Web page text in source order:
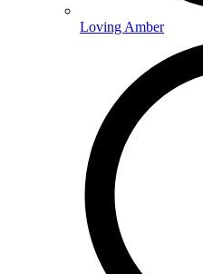
Loving Amber